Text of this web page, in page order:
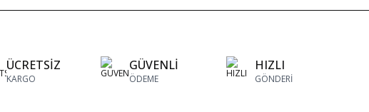
ÜCRETSİZ
KARGO
GÜVENLİ
ÖDEME
HIZLI
GÖNDERİ